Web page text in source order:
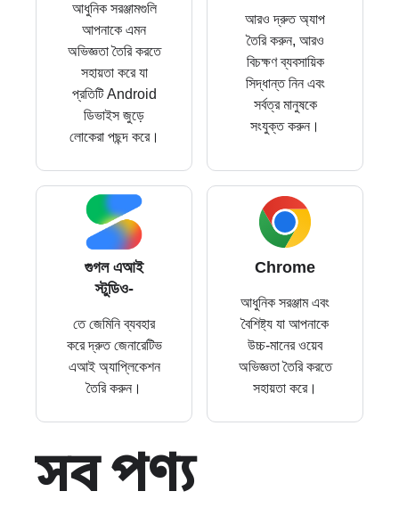
আধুনিক সরঞ্জামগুলি
আপনাকে এমন
অভিজ্ঞতা তৈরি করতে
সহায়তা করে যা
প্রতিটি Android
ডিভাইস জুড়ে
লোকেরা পছন্দ করে।
আরও দ্রুত অ্যাপ
তৈরি করুন, আরও
বিচক্ষণ ব্যবসায়িক
সিদ্ধান্ত নিন এবং
সর্বত্র মানুষকে
সংযুক্ত করুন।
গুগল এআই
স্টুডিও-
তে জেমিনি ব্যবহার
করে দ্রুত জেনারেটিভ
এআই অ্যাপ্লিকেশন
তৈরি করুন।
Chrome
আধুনিক সরঞ্জাম এবং
বৈশিষ্ট্য যা আপনাকে
উচ্চ-মানের ওয়েব
অভিজ্ঞতা তৈরি করতে
সহায়তা করে।
সব পণ্য